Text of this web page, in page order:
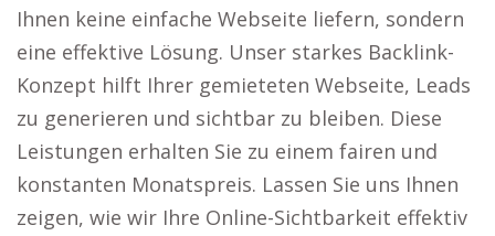
Ihnen keine einfache Webseite liefern, sondern
eine effektive Lösung. Unser starkes Backlink-
Konzept hilft Ihrer gemieteten Webseite, Leads
zu generieren und sichtbar zu bleiben. Diese
Leistungen erhalten Sie zu einem fairen und
konstanten Monatspreis. Lassen Sie uns Ihnen
zeigen, wie wir Ihre Online-Sichtbarkeit effektiv